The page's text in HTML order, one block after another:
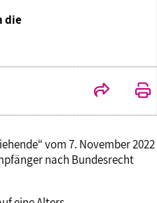
die
vom 7. November 2022
nach Bundesrecht